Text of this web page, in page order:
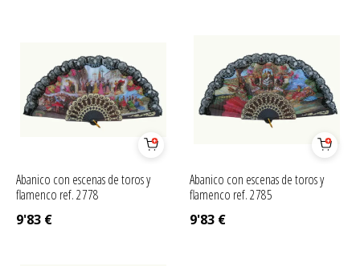
Abanico con escenas de toros y
flamenco ref. 2778
9'83 €
Abanico con escenas de toros y
flamenco ref. 2785
9'83 €